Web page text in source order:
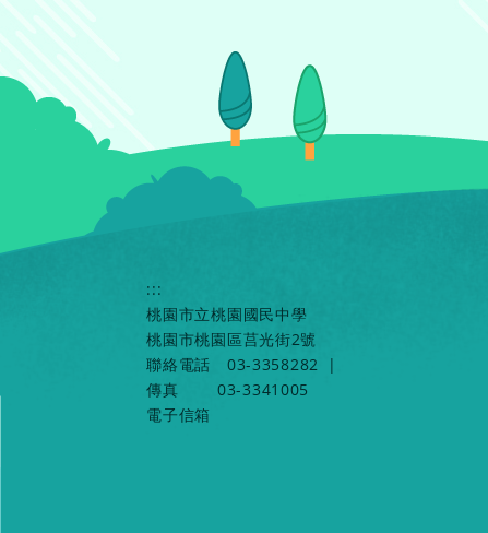
:::
桃園市立桃園國民中學
桃園市桃園區莒光街2號
聯絡電話
03-3358282
|
傳真
03-3341005
電子信箱